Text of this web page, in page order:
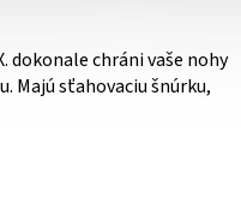
dokonale chráni vaše nohy
Majú sťahovaciu šnúrku,